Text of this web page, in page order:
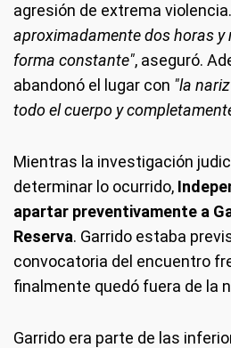
agresión de extrema violencia.
aproximadamente dos horas y
forma constante", aseguró.
abandonó el lugar con "la
todo el cuerpo y
Mientras la investigación
determinar lo ocurrido,
apartar preventivamente a
Reserva. Garrido estaba
convocatoria del encuentro
finalmente quedó fuera de la
Garrido era parte de las